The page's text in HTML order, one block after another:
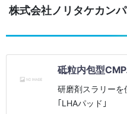
株式会社ノリタケカン
砥粒内包型
研磨剤スラリー
｢LHAパッド｣